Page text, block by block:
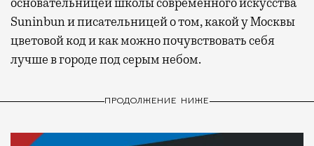
Suninbun и писательницей о том, какой у Москвы
цветовой код и как можно почувствовать себя
лучше в городе под серым небом.
ПРОДОЛЖЕНИЕ НИЖЕ